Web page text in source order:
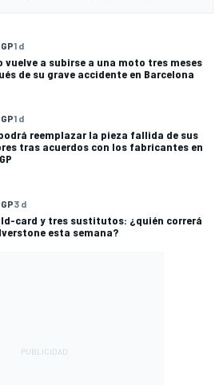
1 d
vuelve a subirse a una moto tres meses
de su grave accidente en Barcelona
1 d
reemplazar la pieza fallida de sus
tras acuerdos con los fabricantes en
3 d
card y tres sustitutos: ¿quién correrá
esta semana?